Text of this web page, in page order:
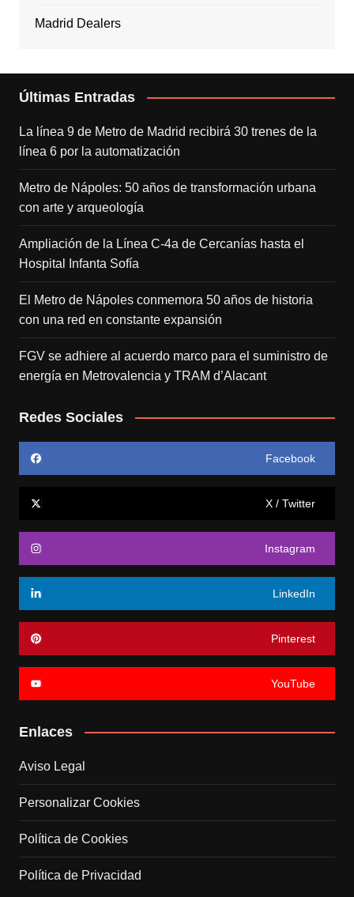
Madrid Dealers
Últimas Entradas
La línea 9 de Metro de Madrid recibirá 30 trenes de la
línea 6 por la automatización
Metro de Nápoles: 50 años de transformación urbana
con arte y arqueología
Ampliación de la Línea C-4a de Cercanías hasta el
Hospital Infanta Sofía
El Metro de Nápoles conmemora 50 años de historia
con una red en constante expansión
FGV se adhiere al acuerdo marco para el suministro de
energía en Metrovalencia y TRAM d’Alacant
Redes Sociales
Facebook
X / Twitter
Instagram
LinkedIn
Pinterest
YouTube
Enlaces
Aviso Legal
Personalizar Cookies
Política de Cookies
Política de Privacidad